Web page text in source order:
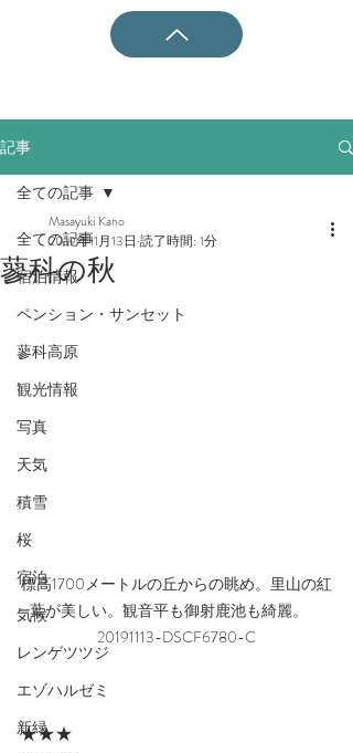
記事
全ての記事
宿泊情報
ペンション・サンセット
蓼科高原
観光情報
写真
天気
積雪
桜
宿泊
気候
レンゲツツジ
エゾハルゼミ
新緑
全ての記事
蓼科の秋
Masayuki Kano
2019年11月13日 読了時間: 1分
標高1700メートルの丘からの眺め。里山の紅
葉が美しい。観音平も御射鹿池も綺麗。
20191113-DSCF6780-C
★★★